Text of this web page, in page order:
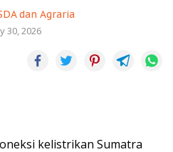
dan Agraria
30, 2026
kelistrikan Sumatra